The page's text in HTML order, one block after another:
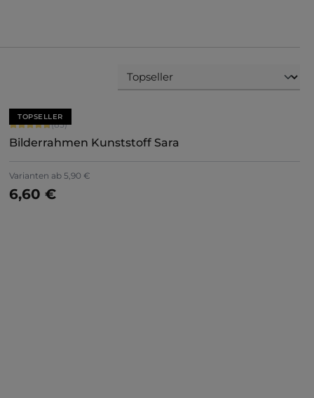
TOPSELLER
Durchschnittliche Bewertung von 4.71 von 5 Sternen
(85)
Bilderrahmen Kunststoff Sara
Varianten ab 5,90 €
6,60 €